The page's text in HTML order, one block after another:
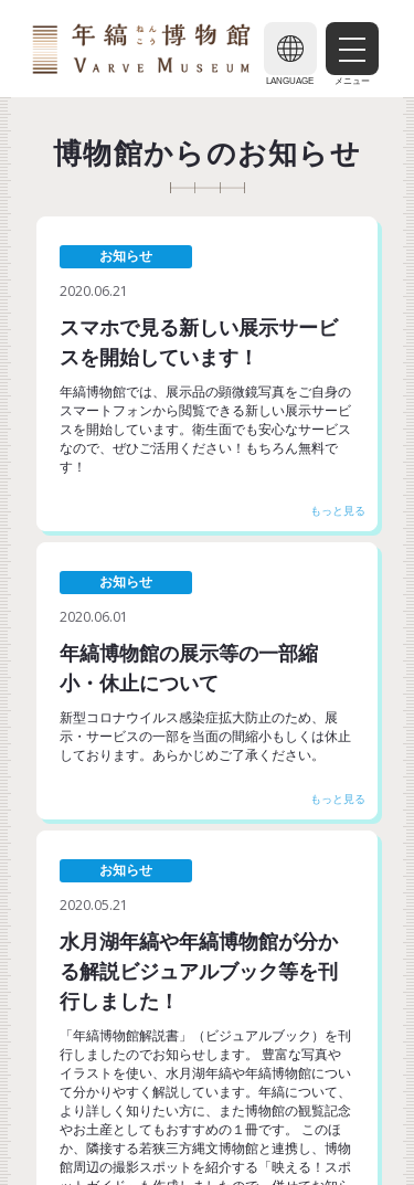
LANGUAGE メニュー
博物館からのお知らせ
お知らせ
2020.06.21
スマホで見る新しい展示サービ
スを開始しています！
年縞博物館では、展示品の顕微鏡写真をご自身の
スマートフォンから閲覧できる新しい展示サービ
スを開始しています。衛生面でも安心なサービス
なので、ぜひご活用ください！もちろん無料で
す！
お知らせ
2020.06.01
年縞博物館の展示等の一部縮
小・休止について
新型コロナウイルス感染症拡大防止のため、展
示・サービスの一部を当面の間縮小もしくは休止
しております。あらかじめご了承ください。
お知らせ
2020.05.21
水月湖年縞や年縞博物館が分か
る解説ビジュアルブック等を刊
行しました！
「年縞博物館解説書」（ビジュアルブック）を刊
行しましたのでお知らせします。 豊富な写真や
イラストを使い、水月湖年縞や年縞博物館につい
て分かりやすく解説しています。年縞について、
より詳しく知りたい方に、また博物館の観覧記念
やお土産としてもおすすめの１冊です。 このほ
か、隣接する若狭三方縄文博物館と連携し、博物
館周辺の撮影スポットを紹介する「映える！スポ